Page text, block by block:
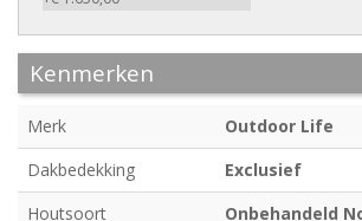
Kenmerken
Merk
Outdoor Life
Dakbedekking
Exclusief
Houtsoort
Onbehandeld